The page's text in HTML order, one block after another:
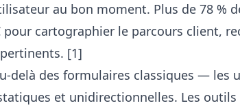
au bon moment. Plus de 78 %
cartographier le parcours client,
[1]
delà des formulaires classiques — les
et unidirectionnelles. Les